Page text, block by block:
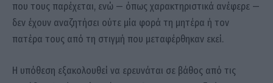
που τους παρέχεται, ενώ — όπως χαρακτηριστικά ανέφερε —
δεν έχουν αναζητήσει ούτε μία φορά τη μητέρα ή τον
πατέρα τους από τη στιγμή που μεταφέρθηκαν εκεί.
Η υπόθεση εξακολουθεί να ερευνάται σε βάθος από τις